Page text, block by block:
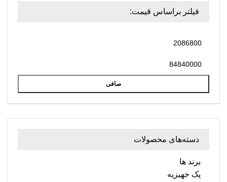
فیلتر براساس قیمت:
صافی
دسته‌های محصولات
برند ها
پک جهیزیه